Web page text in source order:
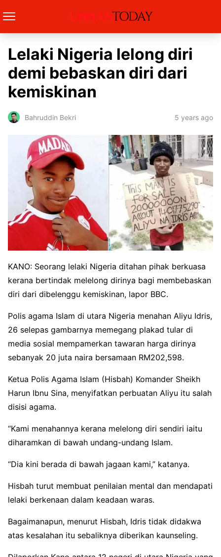
Lelaki Nigeria lelong diri
demi bebaskan diri dari
kemiskinan
Bahruddin Bekri 5 years ago
KANO: Seorang lelaki Nigeria ditahan pihak berkuasa
kerana bertindak melelong dirinya bagi membebaskan
diri dari dibelenggu kemiskinan, lapor BBC.
Polis agama Islam di utara Nigeria menahan Aliyu Idris,
26 selepas gambarnya memegang plakad tular di
media sosial mempamerkan tawaran harga dirinya
sebanyak 20 juta naira bersamaan RM202,598.
Ketua Polis Agama Islam (Hisbah) Komander Sheikh
Harun Ibnu Sina, menyifatkan perbuatan Aliyu itu salah
disisi agama.
“Kami menahannya kerana melelong diri sendiri iaitu
diharamkan di bawah undang-undang Islam.
“Dia kini berada di bawah jagaan kami,” katanya.
Hisbah turut membuat penilaian mental dan mendapati
lelaki berkenaan dalam keadaan waras.
Bagaimanapun, menurut Hisbah, Idris tidak didakwa
atas kesalahan itu sebaliknya diberikan kaunseling.